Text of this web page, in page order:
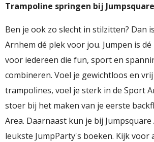
Trampoline springen bij
Ben je ook zo slecht in stilzitten? Dan
Arnhem dé plek voor jou. Jumpen is
voor iedereen die fun, sport en
combineren. Voel je gewichtloos en
trampolines, voel je sterk in de Sport
stoer bij het maken van je eerste
Area. Daarnaast kun je bij
leukste JumpParty's boeken. Kijk voor